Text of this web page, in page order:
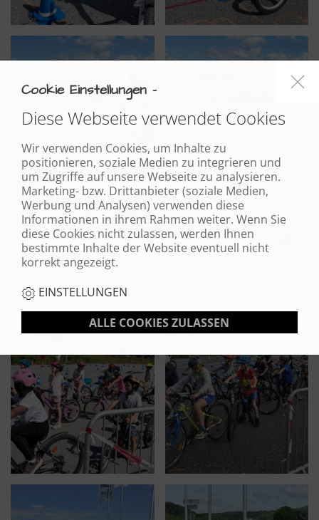
Cookie Einstellungen -
Diese Webseite verwendet Cookies
Wir verwenden Cookies, um Inhalte zu
positionieren, soziale Medien zu integrieren und
um Zugriffe auf unsere Webseite zu analysieren.
Marketing- bzw. Drittanbieter (soziale Medien,
Werbung und Analysen) verwenden diese
Informationen in ihrem Rahmen weiter. Wenn Sie
diese Cookies nicht zulassen, werden Ihnen
bestimmte Inhalte der Website eventuell nicht
korrekt angezeigt.
EINSTELLUNGEN